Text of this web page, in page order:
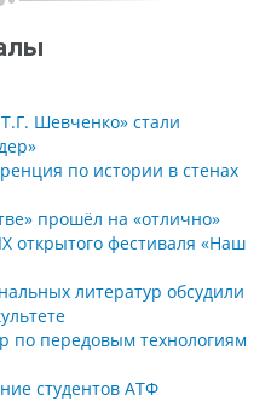
Шевченко» стали
по истории в стенах
прошёл на «отлично»
открытого фестиваля «Наш
литератур обсудили
по передовым технологиям
студентов АТФ